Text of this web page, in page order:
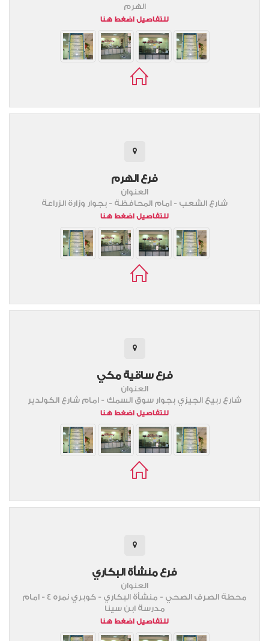
الهرم
للتفاصيل اضغط هنا
فرع الهرم
العنوان
شارع الشعب - امام المحافظة - بجوار وزارة الزراعة
للتفاصيل اضغط هنا
فرع ساقية مكي
العنوان
شارع ربيع الجيزي بجوار سوق السمك - امام شارع الكولدير
للتفاصيل اضغط هنا
فرع منشأة البكاري
العنوان
محطة الصرف الصحي - منشأة البكاري - كوبري نمره 4 - امام
مدرسة ابن سينا
للتفاصيل اضغط هنا